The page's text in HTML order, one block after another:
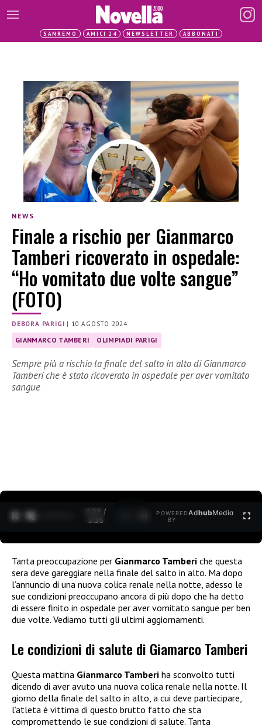
SANREMO AMICI 24 NEWSLETTER ABBONATI
NEWS
Finale a rischio per Gianmarco
Tamberi ricoverato in ospedale:
“Ho vomitato due volte sangue”
(FOTO)
DEBORA PARIGI | 10 AGOSTO 2024
GIANMARCO TAMBERI OLIMPIADI PARIGI
Sempre più a rischio la finale del salto in alto di Gianmarco
Tamberi che è stato ricoverato in ospedale per aver vomitato
sangue
0:30 /
3:35
POWERED
BY
AdhubMedia
Tanta preoccupazione per Gianmarco Tamberi che questa
sera deve gareggiare nella finale del salto in alto. Ma dopo
l’annuncio di una nuova colica renale nella notte, adesso le
sue condizioni preoccupano ancora di più dopo che ha detto
di essere finito in ospedale per aver vomitato sangue per ben
due volte. Vediamo tutti gli ultimi aggiornamenti.
Le condizioni di salute di Giamarco Tamberi
Questa mattina Gianmarco Tamberi ha sconvolto tutti
dicendo di aver avuto una nuova colica renale nella notte. Il
giorno della finale del salto in alto, a cui deve partiecipare,
l’atleta è vittima di questo brutto fatto che sta
compromettendo le sue condizioni di salute. Tanta